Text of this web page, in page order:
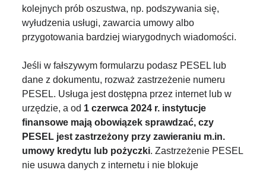
kolejnych prób oszustwa, np. podszywania się,
wyłudzenia usługi, zawarcia umowy albo
przygotowania bardziej wiarygodnych wiadomości.
Jeśli w fałszywym formularzu podasz PESEL lub
dane z dokumentu, rozważ zastrzeżenie numeru
PESEL. Usługa jest dostępna przez internet lub w
urzędzie, a od 1 czerwca 2024 r. instytucje
finansowe mają obowiązek sprawdzać, czy
PESEL jest zastrzeżony przy zawieraniu m.in.
umowy kredytu lub pożyczki. Zastrzeżenie PESEL
nie usuwa danych z internetu i nie blokuje